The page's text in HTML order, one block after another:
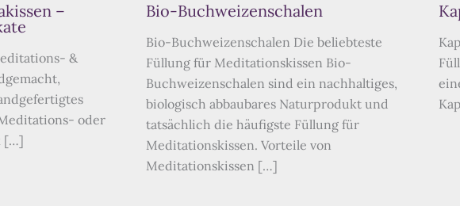
–
&
oder
[…]
Bio-Buchweizenschalen
Bio-Buchweizenschalen Die beliebteste
Füllung für Meditationskissen Bio-
Buchweizenschalen sind ein nachhaltiges,
biologisch abbaubares Naturprodukt und
tatsächlich die häufigste Füllung für
Meditationskissen. Vorteile von
Meditationskissen […]